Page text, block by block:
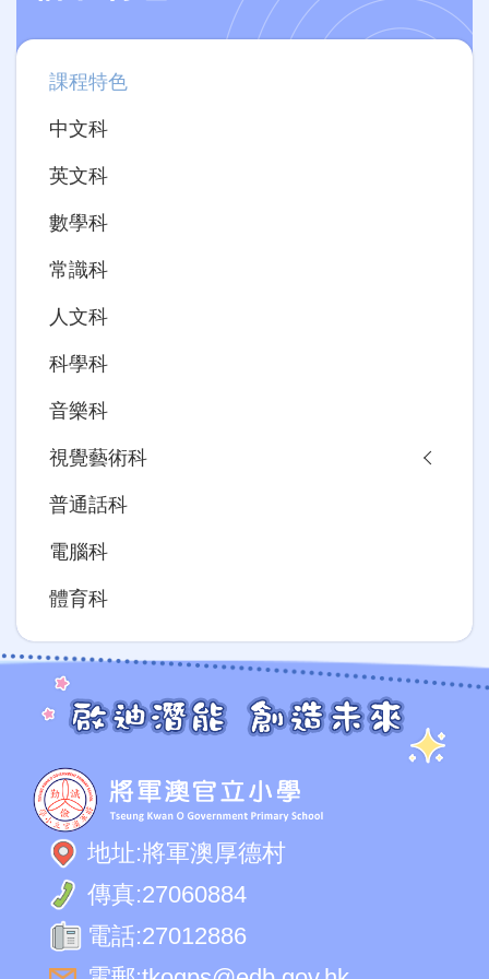
Main
navigation
課程特色
中文科
英文科
數學科
常識科
人文科
科學科
音樂科
視覺藝術科
普通話科
電腦科
體育科
地址:將軍澳厚德村
傳真:27060884
電話:27012886